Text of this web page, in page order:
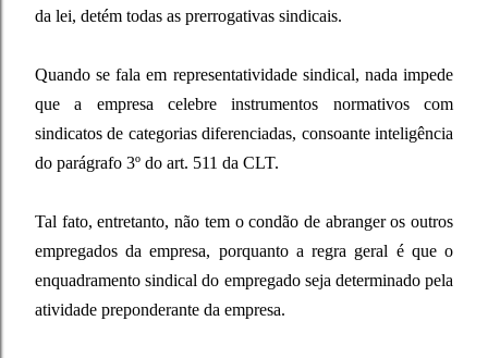
da lei, detém todas as prerrogativas sindicais.
Quando se fala em representatividade sindical, nada impede
que a empresa celebre instrumentos normativos com
sindicatos de categorias diferenciadas, consoante inteligência
do parágrafo 3º do art. 511 da CLT.
Tal fato, entretanto, não tem o condão de abranger os outros
empregados da empresa, porquanto a regra geral é que o
enquadramento sindical do empregado seja determinado pela
atividade preponderante da empresa.